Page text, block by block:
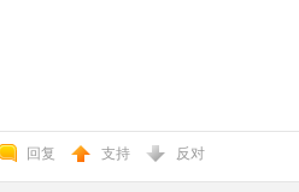
回复 支持 反对